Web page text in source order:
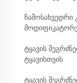
ჩამოსახვედრი
ტყავის
ტყავისთვის
ტყავის